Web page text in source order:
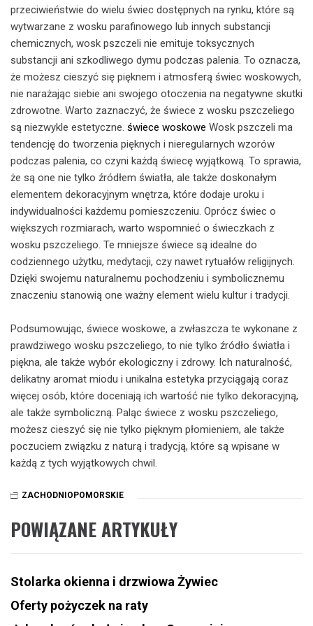
przeciwieństwie do wielu świec dostępnych na rynku, które są
wytwarzane z wosku parafinowego lub innych substancji
chemicznych, wosk pszczeli nie emituje toksycznych
substancji ani szkodliwego dymu podczas palenia. To oznacza,
że ​​możesz cieszyć się pięknem i atmosferą świec woskowych,
nie narażając siebie ani swojego otoczenia na negatywne skutki
zdrowotne. Warto zaznaczyć, że świece z wosku pszczeliego
są niezwykle estetyczne. świece woskowe Wosk pszczeli ma
tendencję do tworzenia pięknych i nieregularnych wzorów
podczas palenia, co czyni każdą świecę wyjątkową. To sprawia,
że ​​są one nie tylko źródłem światła, ale także doskonałym
elementem dekoracyjnym wnętrza, które dodaje uroku i
indywidualności każdemu pomieszczeniu. Oprócz świec o
większych rozmiarach, warto wspomnieć o świeczkach z
wosku pszczeliego. Te mniejsze świece są idealne do
codziennego użytku, medytacji, czy nawet rytuałów religijnych.
Dzięki swojemu naturalnemu pochodzeniu i symbolicznemu
znaczeniu stanowią one ważny element wielu kultur i tradycji.
Podsumowując, świece woskowe, a zwłaszcza te wykonane z
prawdziwego wosku pszczeliego, to nie tylko źródło światła i
piękna, ale także wybór ekologiczny i zdrowy. Ich naturalność,
delikatny aromat miodu i unikalna estetyka przyciągają coraz
więcej osób, które doceniają ich wartość nie tylko dekoracyjną,
ale także symboliczną. Paląc świece z wosku pszczeliego,
możesz cieszyć się nie tylko pięknym płomieniem, ale także
poczuciem związku z naturą i tradycją, które są wpisane w
każdą z tych wyjątkowych chwil.
ZACHODNIOPOMORSKIE
POWIĄZANE ARTYKUŁY
Stolarka okienna i drzwiowa Żywiec
Oferty pożyczek na raty